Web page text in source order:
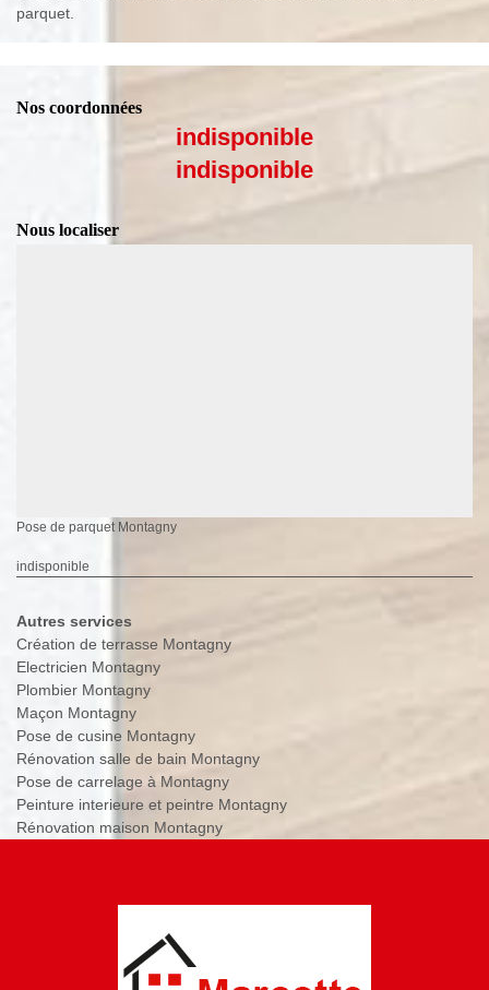
parquet.
Nos coordonnées
indisponible
indisponible
Nous localiser
Pose de parquet Montagny
indisponible
Autres services
Création de terrasse Montagny
Electricien Montagny
Plombier Montagny
Maçon Montagny
Pose de cusine Montagny
Rénovation salle de bain Montagny
Pose de carrelage à Montagny
Peinture interieure et peintre Montagny
Rénovation maison Montagny